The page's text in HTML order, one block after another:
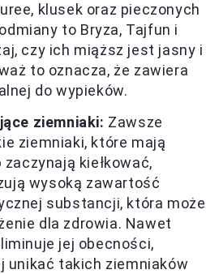
klusek oraz pieczonych
to Bryza, Tajfun i
czy ich miąższ jest jasny i
to oznacza, że zawiera
do wypieków.
ziemniaki: Zawsze
ziemniaki, które mają
kiełkować,
wysoką zawartość
substancji, która może
dla zdrowia. Nawet
jej obecności,
unikać takich ziemniaków